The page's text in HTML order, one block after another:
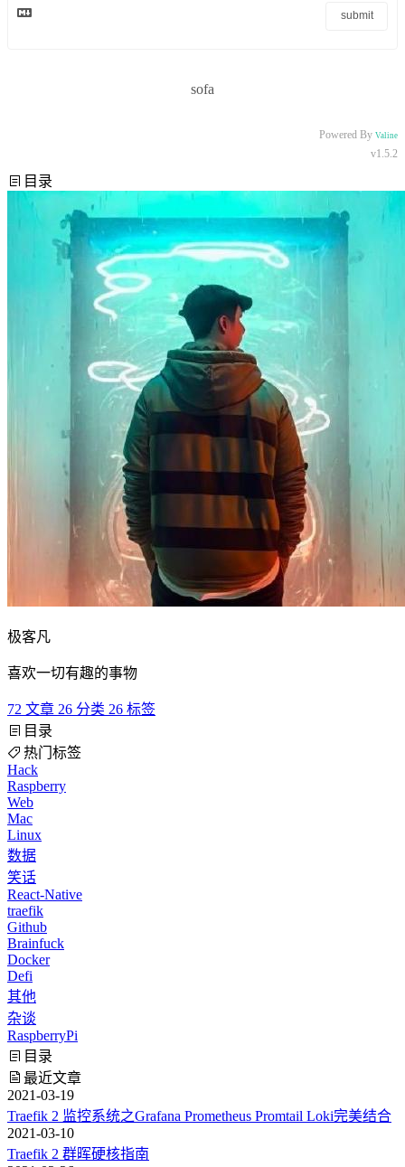
submit
sofa
Powered By Valine
v1.5.2
目录
极客凡
喜欢一切有趣的事物
72 文章 26 分类 26 标签
目录
热门标签
Hack
Raspberry
Web
Mac
Linux
数据
笑话
React-Native
traefik
Github
Brainfuck
Docker
Defi
其他
杂谈
RaspberryPi
目录
最近文章
2021-03-19
Traefik 2 监控系统之Grafana Prometheus Promtail Loki完美结合
2021-03-10
Traefik 2 群晖硬核指南